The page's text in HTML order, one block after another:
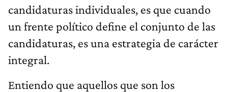
candidaturas individuales, es que cuando
un frente político define el conjunto de las
candidaturas, es una estrategia de carácter
integral.
Entiendo que aquellos que son los